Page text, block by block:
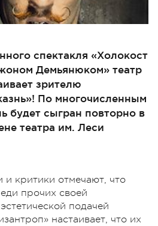
спектакля «Холокост
Демьянюком» театр
зрителю
По многочисленным
будет сыгран повторно в
театра им. Леси
и критики отмечают, что
прочих своей
подачей
настаивает, что их